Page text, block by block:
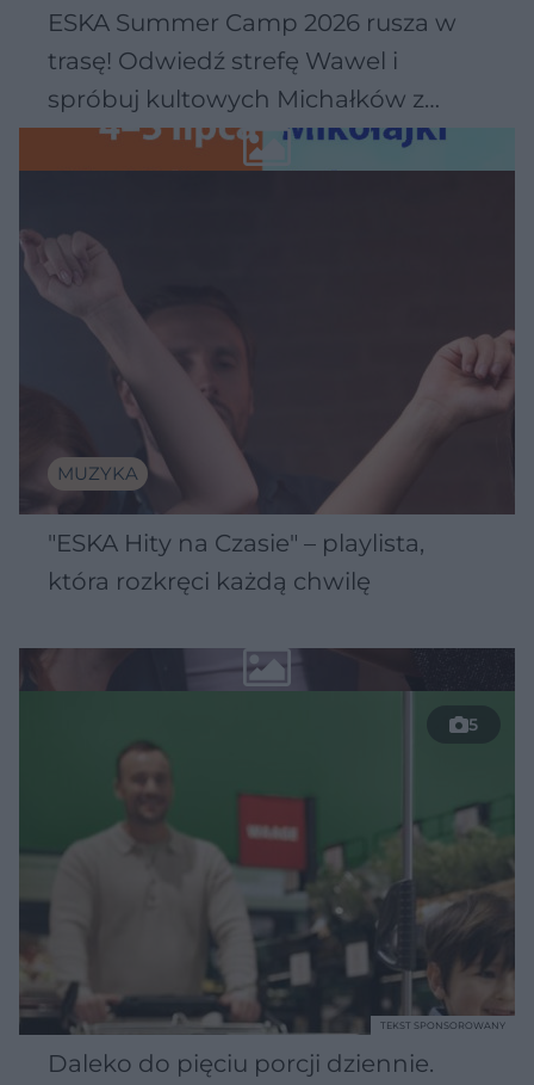
ESKA Summer Camp 2026 rusza w
trasę! Odwiedź strefę Wawel i
spróbuj kultowych Michałków z
Wawelu
MUZYKA
"ESKA Hity na Czasie" – playlista,
która rozkręci każdą chwilę
5
Daleko do pięciu porcji dziennie.
TEKST SPONSOROWANY